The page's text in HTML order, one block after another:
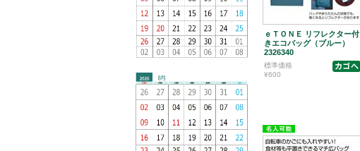
ｅＴＯＮＥ リフレクター付
きエコバッグ（ブルー）
2326340
標準価格
¥600